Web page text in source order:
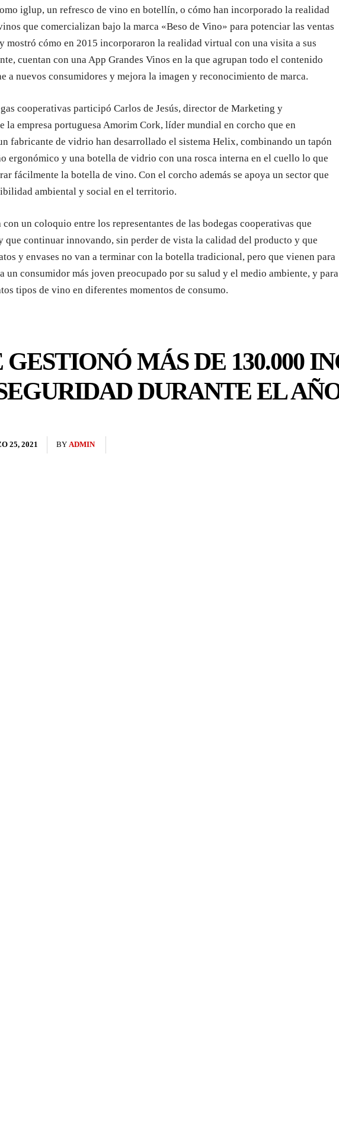
iglup, un refresco de vino en botellín, o cómo han incorporado la realidad
que comercializan bajo la marca «Beso de Vino» para potenciar las ventas
mostró cómo en 2015 incorporaron la realidad virtual con una visita a sus
cuentan con una App Grandes Vinos en la que agrupan todo el contenido
a nuevos consumidores y mejora la imagen y reconocimiento de marca.
cooperativas participó Carlos de Jesús, director de Marketing y
la empresa portuguesa Amorim Cork, líder mundial en corcho que en
fabricante de vidrio han desarrollado el sistema Helix, combinando un tapón
ergonómico y una botella de vidrio con una rosca interna en el cuello lo que
fácilmente la botella de vino. Con el corcho además se apoya un sector que
ambiental y social en el territorio.
un coloquio entre los representantes de las bodegas cooperativas que
que continuar innovando, sin perder de vista la calidad del producto y que
y envases no van a terminar con la botella tradicional, pero que vienen para
un consumidor más joven preocupado por su salud y el medio ambiente, y para
tipos de vino en diferentes momentos de consumo.